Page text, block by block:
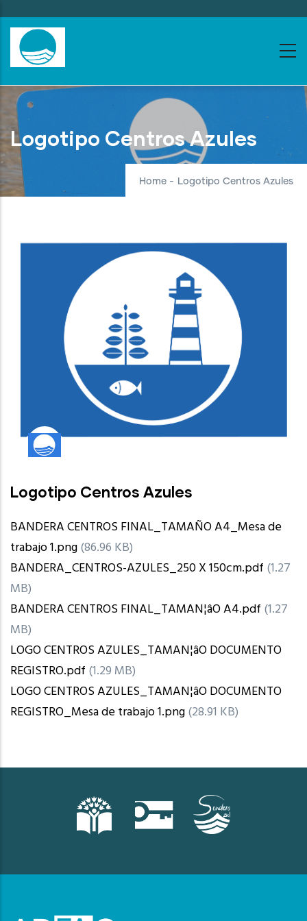
to
main
content
Logotipo Centros Azules
Home - Logotipo Centros Azules
Logotipo Centros Azules
BANDERA CENTROS FINAL_TAMAÑO A4_Mesa de
trabajo 1.png(86.96 KB)
BANDERA_CENTROS-AZULES_250 X 150cm.pdf (1.27
MB)
BANDERA CENTROS FINAL_TAMAN¦âO A4.pdf (1.27
MB)
LOGO CENTROS AZULES_TAMAN¦âO DOCUMENTO
REGISTRO.pdf (1.29 MB)
LOGO CENTROS AZULES_TAMAN¦âO DOCUMENTO
REGISTRO_Mesa de trabajo 1.png(28.91 KB)